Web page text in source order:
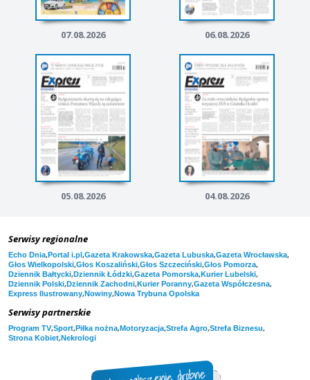
07.08.2026 06.08.2026
05.08.2026 04.08.2026
Serwisy regionalne
Echo Dnia,Portal i.pl,Gazeta Krakowska,Gazeta Lubuska,Gazeta Wrocławska,
Głos Wielkopolski,Głos Koszaliński,Głos Szczeciński,Głos Pomorza,
Dziennik Bałtycki,Dziennik Łódzki,Gazeta Pomorska,Kurier Lubelski,
Dziennik Polski,Dziennik Zachodni,Kurier Poranny,Gazeta Współczesna,
Express Ilustrowany,Nowiny,Nowa Trybuna Opolska
Serwisy partnerskie
Program TV,Sport,Piłka nożna,Motoryzacja,Strefa Agro,Strefa Biznesu,
Strona Kobiet,Nekrologi